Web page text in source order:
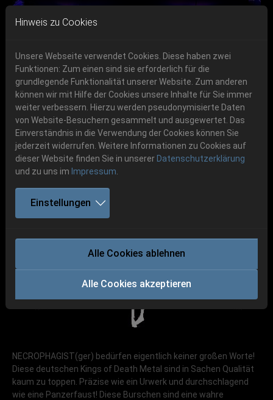
Skip to main navigation
Skip to main content
Skip to page footer
06.-08. August 2026
Schlotheim, Flugplatz Obermehler
Previous Next
NECROPHAGIST
NECROPHAGIST(ger) bedürfen eigentlich keiner großen Worte!
Diese deutschen Kings of Death Metal sind in Sachen Qualität
kaum zu toppen. Präzise wie ein Urwerk und durchschlagend
wie eine Panzerfaust! Diese Burschen sind eine wahre
Hinweis zu Cookies
Unsere Webseite verwendet Cookies. Diese haben zwei
Funktionen: Zum einen sind sie erforderlich für die
grundlegende Funktionalität unserer Website. Zum anderen
können wir mit Hilfe der Cookies unsere Inhalte für Sie immer
weiter verbessern. Hierzu werden pseudonymisierte Daten
von Website-Besuchern gesammelt und ausgewertet. Das
Einverständnis in die Verwendung der Cookies können Sie
jederzeit widerrufen. Weitere Informationen zu Cookies auf
dieser Website finden Sie in unserer Datenschutzerklärung
und zu uns im Impressum
Einstellungen
Alle Cookies ablehnen
Alle Cookies akzeptieren